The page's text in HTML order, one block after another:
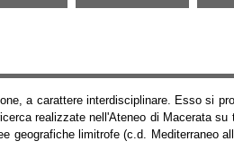
a carattere interdisciplinare. Esso si
realizzate nell'Ateneo di Macerata su
geografiche limitrofe (c.d. Mediterraneo